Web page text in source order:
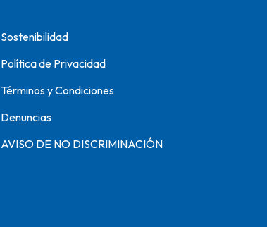
Sostenibilidad
Política de Privacidad
Términos y Condiciones
Denuncias
AVISO DE NO DISCRIMINACIÓN